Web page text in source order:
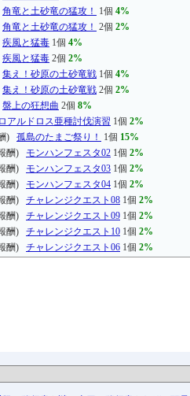
角竜と土砂竜の猛攻！ 1個 4%
角竜と土砂竜の猛攻！ 2個 2%
疾風と猛毒 1個 4%
疾風と猛毒 2個 2%
集え！砂原の土砂竜戦 1個 4%
集え！砂原の土砂竜戦 2個 2%
盤上の狂想曲 2個 8%
ロアルドロス亜種討伐演習 1個 2%
) 孤島のたまご祭り！ 1個 15%
酬) モンハンフェスタ02 1個 2%
酬) モンハンフェスタ03 1個 2%
酬) モンハンフェスタ04 1個 2%
酬) チャレンジクエスト08 1個 2%
酬) チャレンジクエスト09 1個 2%
酬) チャレンジクエスト10 1個 2%
酬) チャレンジクエスト06 1個 2%